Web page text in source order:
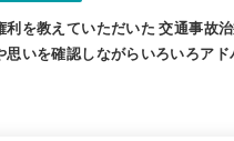
利を教えていただいた 交通事故
思いを確認しながらいろいろア